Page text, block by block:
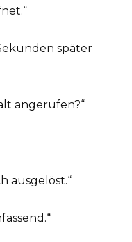
später
angerufen?“
ausgelöst.“